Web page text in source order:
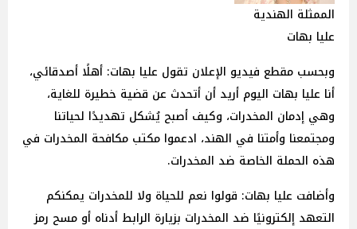
الممثلة الهندية
عليا بهات
وبحسب مقطع فيديو الإعلان تقول عليا بهات: أهلًا أصدقائي،
أنا عليا بهات اليوم أريد أن أتحدث عن قضية خطيرة للغاية،
وهي إدمان المخدرات، وكيف أصبح يُشكل تهديدًا لحياتنا
ومجتمعنا وأمتنا في الهند، ادعموا مكتب مكافحة المخدرات في
هذه الحملة الخاصة ضد المخدرات.
وأضافت عليا بهات: قولوا نعم للحياة ولا للمخدرات يمكنكم
التعهد إلكترونيًا ضد المخدرات بزيارة الرابط أدناه أو مسح رمز